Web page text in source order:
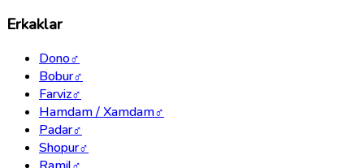
Erkaklar
Dono♂
Bobur♂
Farviz♂
Hamdam / Xamdam♂
Padar♂
Shopur♂